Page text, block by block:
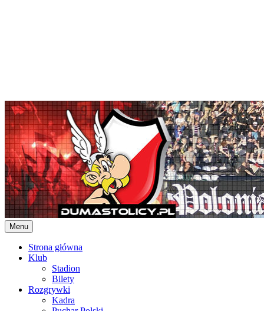
Skip
to
content
Menu
Strona główna
Klub
Stadion
Bilety
Rozgrywki
Kadra